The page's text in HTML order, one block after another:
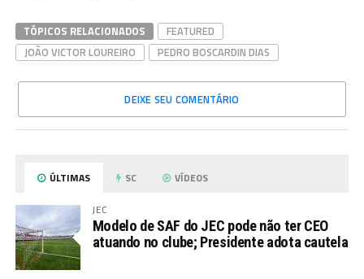
TÓPICOS RELACIONADOS
FEATURED
JOÃO VICTOR LOUREIRO
PEDRO BOSCARDIN DIAS
DEIXE SEU COMENTÁRIO
ÚLTIMAS SC VÍDEOS
JEC
Modelo de SAF do JEC pode não ter CEO
atuando no clube; Presidente adota cautela